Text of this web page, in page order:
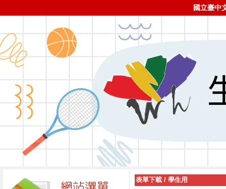
國立臺中
表單下載 / 學生用